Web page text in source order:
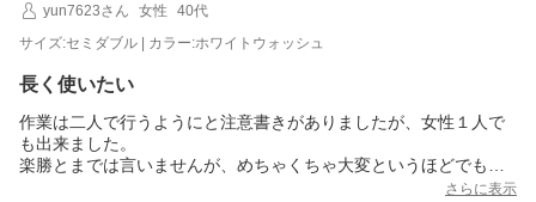
yun7623さん
女性
40代
サイズ:セミダブル | カラー:ホワイトウォッシュ
長く使いたい
作業は二人で行うようにと注意書きがありましたが、女性１人で
も出来ました。
楽勝とまでは言いませんが、めちゃくちゃ大変というほどでもあ
さらに表示